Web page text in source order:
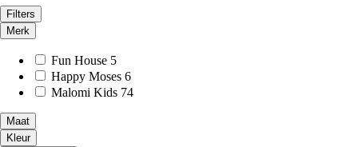
Filters
Merk
Fun House 5
Happy Moses 6
Malomi Kids 74
Maat
Kleur